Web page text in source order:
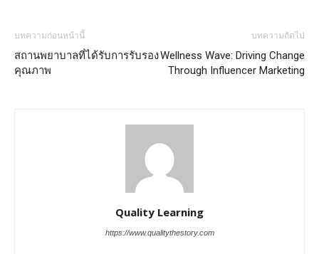
บทความก่อนหน้านี้
สถานพยาบาลที่ได้รับการรับรอง
คุณภาพ
บทความถัดไป
Wellness Wave: Driving Change
Through Influencer Marketing
Quality Learning
https://www.qualitythestory.com